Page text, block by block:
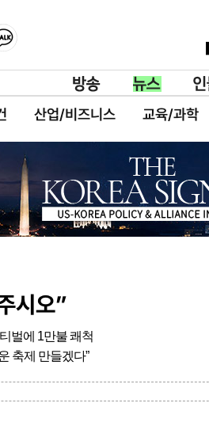
산업/비즈니스 교육/과학
시오”
벌에 1만불 쾌척
축제 만들겠다”